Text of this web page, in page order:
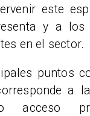
este
y a los
en el sector.
puntos
a
acceso